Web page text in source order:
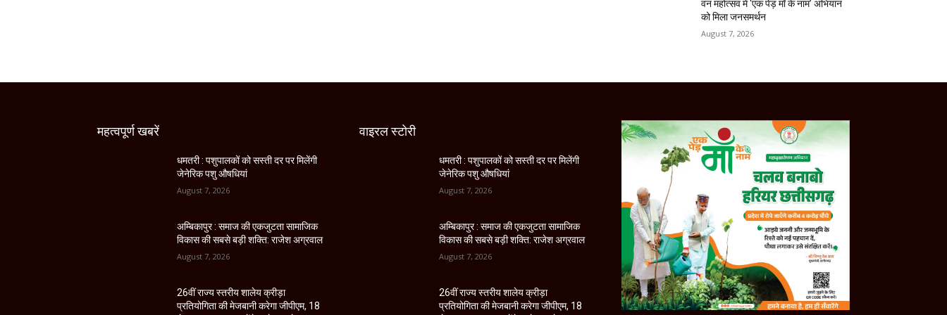
वन महोत्सव में ‘एक पेड़ माँ के नाम’ अभियान
को मिला जनसमर्थन
August 7, 2026
महत्वपूर्ण खबरें
धमतरी : पशुपालकों को सस्ती दर पर मिलेंगी
जेनेरिक पशु औषधियां
August 7, 2026
अम्बिकापुर : समाज की एकजुटता सामाजिक
विकास की सबसे बड़ी शक्ति: राजेश अग्रवाल
August 7, 2026
26वीं राज्य स्तरीय शालेय क्रीड़ा
प्रतियोगिता की मेजबानी करेगा जीपीएम, 18
वाइरल स्टोरी
धमतरी : पशुपालकों को सस्ती दर पर मिलेंगी
जेनेरिक पशु औषधियां
August 7, 2026
अम्बिकापुर : समाज की एकजुटता सामाजिक
विकास की सबसे बड़ी शक्ति: राजेश अग्रवाल
August 7, 2026
26वीं राज्य स्तरीय शालेय क्रीड़ा
प्रतियोगिता की मेजबानी करेगा जीपीएम, 18